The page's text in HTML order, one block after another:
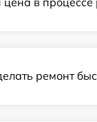
ремонт